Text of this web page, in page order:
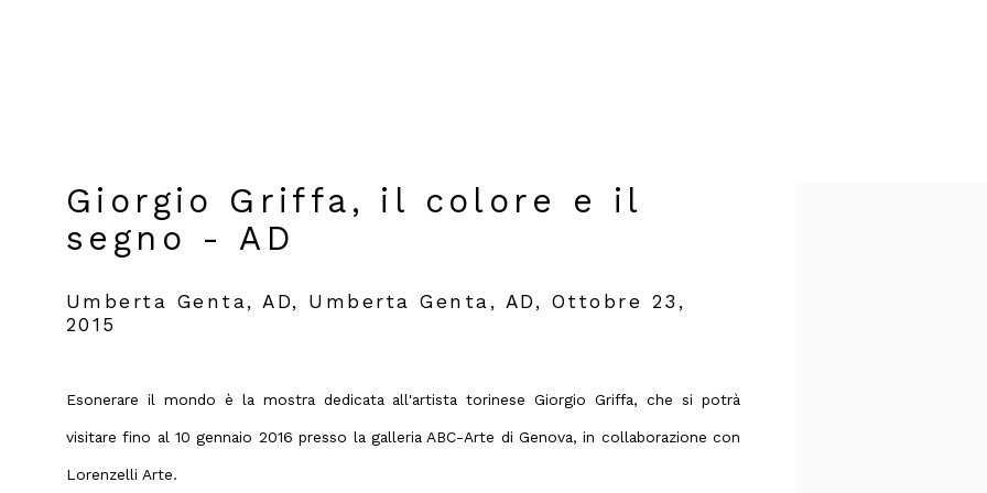
Giorgio Griffa, il colore e il
segno - AD
Umberta Genta, AD, Umberta Genta, AD, Ottobre 23,
2015
Esonerare il mondo è la mostra dedicata all'artista torinese Giorgio Griffa, che si potrà
visitare fino al 10 gennaio 2016 presso la galleria ABC-Arte di Genova, in collaborazione con
Lorenzelli Arte.